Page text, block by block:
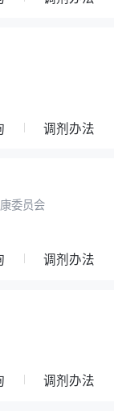
调剂办法
委员会
调剂办法
调剂办法